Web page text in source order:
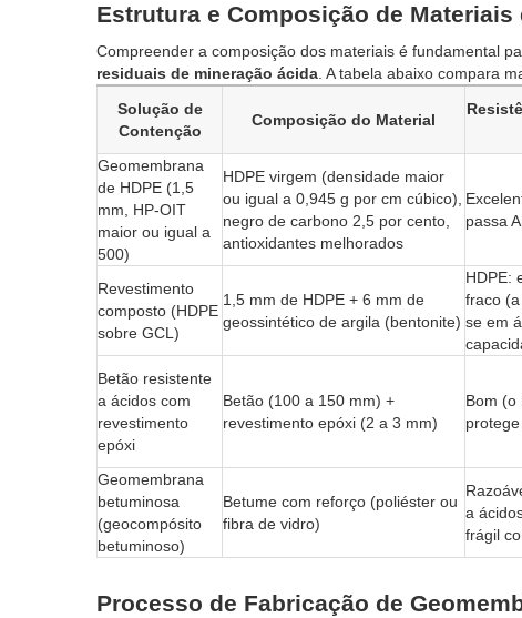
Estrutura e Composição de
Compreender a composição dos materiais é fundamental
residuais de mineração ácida . A tabela abaixo compara
Solução de
Contenção
Composição do Material
Geomembrana
de HDPE (1,5
mm, HP-OIT
maior ou igual a
500)
HDPE virgem (densidade maior
ou igual a 0,945 g por cm cúbico),
negro de carbono 2,5 por cento,
antioxidantes melhorados
passa
Revestimento
composto (HDPE
sobre GCL)
1,5 mm de HDPE + 6 mm de
geossintético de argila (bentonite)
HDPE:
fraco
se em
Betão resistente
a ácidos com
revestimento
epóxi
Betão (100 a 150 mm) +
revestimento epóxi (2 a 3 mm)
Bom (o
Geomembrana
betuminosa
(geocompósito
betuminoso)
Betume com reforço (poliéster ou
fibra de vidro)
a
frágil
Processo de Fabricação de